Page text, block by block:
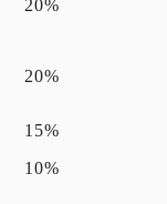
20%
20%
15%
10%